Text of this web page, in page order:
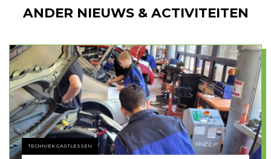
ANDER NIEUWS & ACTIVITEITEN
TECHNIEK GASTLESSEN